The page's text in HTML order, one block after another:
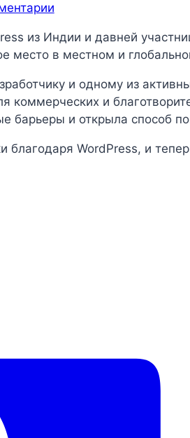
из Индии и давней
место в местном и
и одному из
коммерческих и
барьеры и открыла способ
WordPress, и